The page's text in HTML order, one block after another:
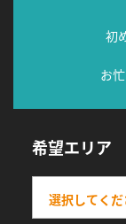
初
お
希望エリア